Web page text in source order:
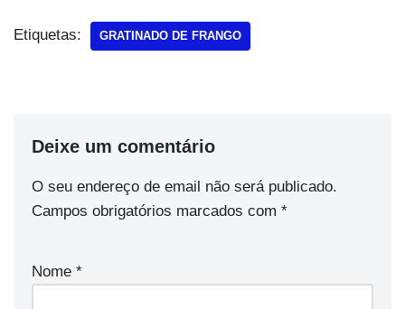
Etiquetas: GRATINADO DE FRANGO
Deixe um comentário
O seu endereço de email não será publicado.
Campos obrigatórios marcados com *
Nome *